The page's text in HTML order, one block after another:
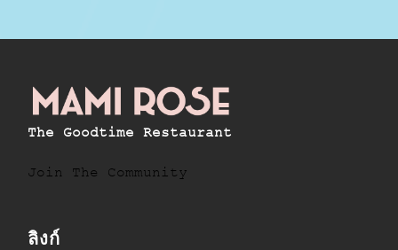
The Goodtime Restaurant
Join The Community
ลิงก์